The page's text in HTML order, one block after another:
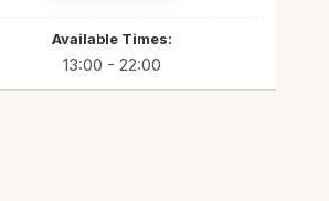
Available Times:
13:00 - 22:00